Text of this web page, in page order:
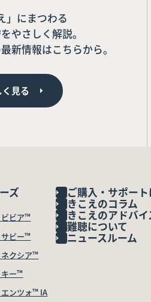
」にまつわる
やさしく解説。
新情報はこちらから。
見る
ズ
ビビア™
サビー™
ネクシア™
キー™
ンツォ™ IA
ご購入・サポー
きこえのコラム
きこえのアドバイ
難聴について
ニュースルーム